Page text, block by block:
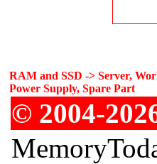
RAM and SSD -> Server,
Power Supply, Spare Part
© 2004-